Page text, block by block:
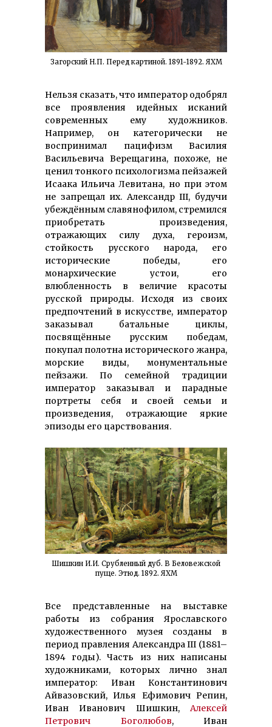
Загорский Н.П. Перед картиной. 1891-1892. ЯХМ
Нельзя сказать, что император одобрял
все проявления идейных исканий
современных ему художников.
Например, он категорически не
воспринимал пацифизм Василия
Васильевича Верещагина, похоже, не
ценил тонкого психологизма пейзажей
Исаака Ильича Левитана, но при этом
не запрещал их. Александр III, будучи
убеждённым славянофилом, стремился
приобретать произведения,
отражающих силу духа, героизм,
стойкость русского народа, его
исторические победы, его
монархические устои, его
влюбленность в величие красоты
русской природы. Исходя из своих
предпочтений в искусстве, император
заказывал батальные циклы,
посвящённые русским победам,
покупал полотна исторического жанра,
морские виды, монументальные
пейзажи. По семейной традиции
император заказывал и парадные
портреты себя и своей семьи и
произведения, отражающие яркие
эпизоды его царствования.
Шишкин И.И. Срубленный дуб. В Беловежской
пуще. Этюд. 1892. ЯХМ
Все представленные на выставке
работы из собрания Ярославского
художественного музея созданы в
период правления Александра III (1881–
1894 годы). Часть из них написаны
художниками, которых лично знал
император: Иван Константинович
Айвазовский, Илья Ефимович Репин,
Иван Иванович Шишкин, Алексей
Петрович Боголюбов, Иван